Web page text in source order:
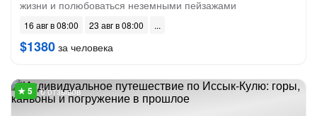
жизни и полюбоваться неземными пейзажами
16 авг в 08:00 23 авг в 08:00
$1380 за человека
6 отзывов